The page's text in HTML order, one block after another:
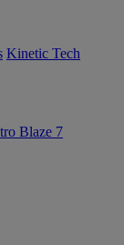
Kinetic Tech
Blaze 7